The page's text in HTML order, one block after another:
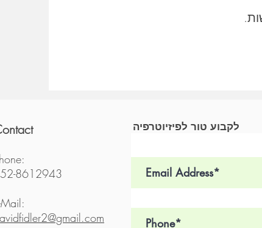
8612943
Mail:
לקבוע טור לפיזיוטרפיה